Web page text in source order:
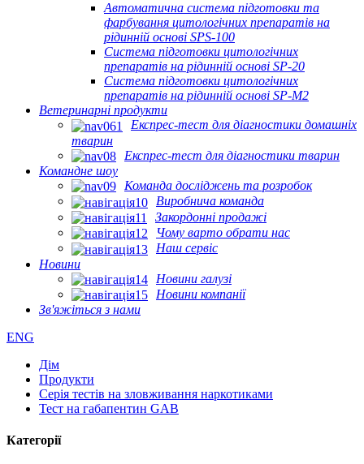
Автоматична система підготовки та
фарбування цитологічних препаратів на
рідинній основі SPS-100
Система підготовки цитологічних
препаратів на рідинній основі SP-20
Система підготовки цитологічних
препаратів на рідинній основі SP-M2
Ветеринарні продукти
Експрес-тест для діагностики домашніх
тварин
Експрес-тест для діагностики тварин
Командне шоу
Команда досліджень та розробок
Виробнича команда
Закордонні продажі
Чому варто обрати нас
Наш сервіс
Новини
Новини галузі
Новини компанії
Зв'яжіться з нами
ENG
Дім
Продукти
Серія тестів на зловживання наркотиками
Тест на габапентин GAB
Категорії